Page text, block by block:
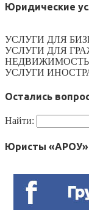
Юридические
УСЛУГИ ДЛЯ
УСЛУГИ ДЛЯ
НЕДВИЖИМОСТЬ
УСЛУГИ
Остались
Найти:
Юристы «АРОУ»